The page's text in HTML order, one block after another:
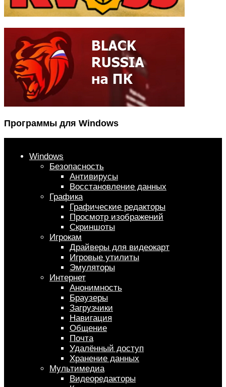
Программы для Windows
Windows
Безопасность
Антивирусы
Восстановление данных
Графика
Графические редакторы
Просмотр изображений
Скриншоты
Игрокам
Драйверы для видеокарт
Игровые утилиты
Эмуляторы
Интернет
Анонимность
Браузеры
Загрузчики
Навигация
Общение
Почта
Удалённый доступ
Хранение данных
Мультимедиа
Видеоредакторы